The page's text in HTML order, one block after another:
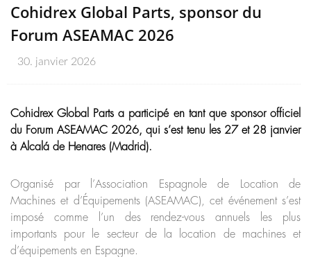
Cohidrex Global Parts, sponsor du
Forum ASEAMAC 2026
30. janvier 2026
Cohidrex Global Parts a participé en tant que sponsor officiel
du Forum ASEAMAC 2026, qui s’est tenu les 27 et 28 janvier
à Alcalá de Henares (Madrid).
Organisé par l’Association Espagnole de Location de
Machines et d’Équipements (ASEAMAC), cet événement s’est
imposé comme l’un des rendez-vous annuels les plus
importants pour le secteur de la location de machines et
d’équipements en Espagne.